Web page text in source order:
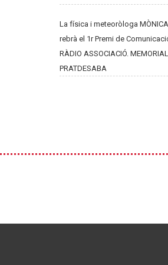
La física i meteoròloga
rebrà el 1r Premi de
RÀDIO ASSOCIACIÓ. MEMORIAL
PRATDESABA